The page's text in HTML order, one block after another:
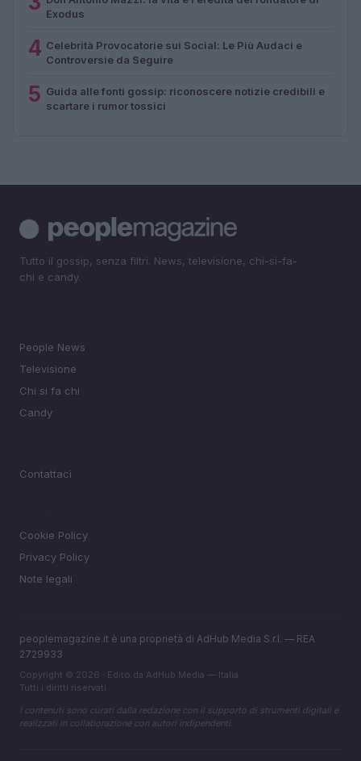
Exodus
4 Celebrità Provocatorie sui Social: Le Più Audaci e
Controversie da Seguire
5 Guida alle fonti gossip: riconoscere notizie credibili e
scartare i rumor tossici
Tutto il gossip, senza filtri. News, televisione, chi-si-fa-
chi e candy.
People News
Televisione
Chi si fa chi
Candy
Contattaci
Cookie Policy
Privacy Policy
Note legali
peoplemagazine.it è una proprietà di AdHub Media S.r.l. — REA
2729933
Copyright © 2026 · Edito da AdHub Media — Italia
Tutti i diritti riservati
I contenuti sono curati dalla redazione con il supporto di strumenti digitali e
realizzati in collaborazione con autori indipendenti.